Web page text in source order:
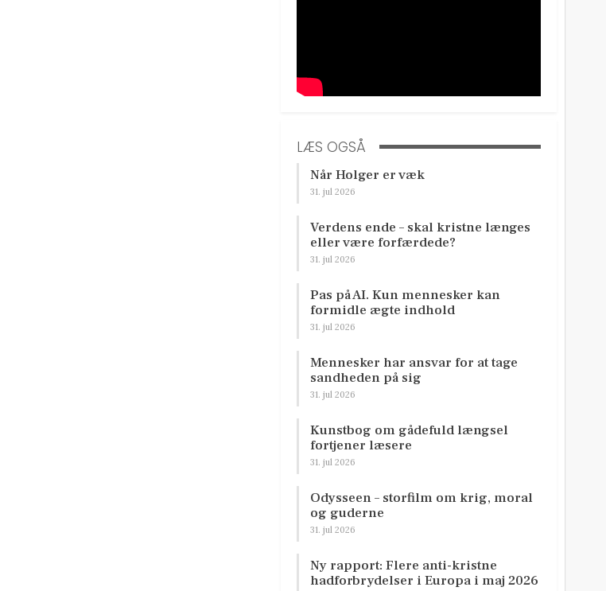
LÆS OGSÅ
Når Holger er væk
31. jul 2026
Verdens ende – skal kristne længes
eller være forfærdede?
31. jul 2026
Pas på AI. Kun mennesker kan
formidle ægte indhold
31. jul 2026
Mennesker har ansvar for at tage
sandheden på sig
31. jul 2026
Kunstbog om gådefuld længsel
fortjener læsere
31. jul 2026
Odysseen – storfilm om krig, moral
og guderne
31. jul 2026
Ny rapport: Flere anti-kristne
hadforbrydelser i Europa i maj 2026